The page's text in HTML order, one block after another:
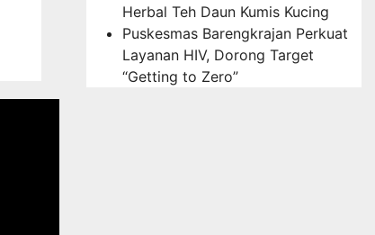
Herbal Teh Daun Kumis Kucing
Puskesmas Barengkrajan Perkuat
Layanan HIV, Dorong Target
“Getting to Zero”